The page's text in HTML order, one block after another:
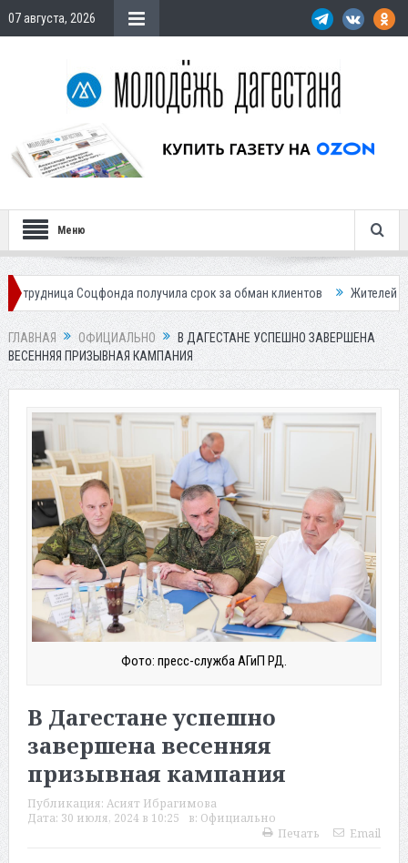
07 августа, 2026
Меню
Соцфонда получила срок за обман клиентов Жителей Дагестана
ГЛАВНАЯ ОФИЦИАЛЬНО
В ДАГЕСТАНЕ УСПЕШНО ЗАВЕРШЕНА
ВЕСЕННЯЯ ПРИЗЫВНАЯ КАМПАНИЯ
Фото: пресс-служба АГиП РД.
В Дагестане успешно
завершена весенняя
призывная кампания
Публикация: Асият Ибрагимова
Дата: 30 июля, 2024 в 10:25 в: Официально
Печать
Email